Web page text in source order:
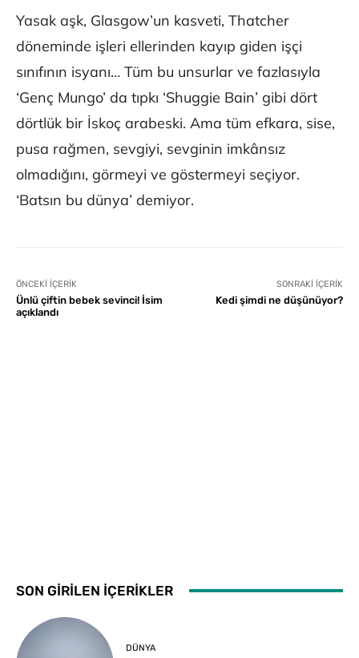
Yasak aşk, Glasgow’un kasveti, Thatcher
döneminde işleri ellerinden kayıp giden işçi
sınıfının isyanı… Tüm bu unsurlar ve fazlasıyla
‘Genç Mungo’ da tıpkı ‘Shuggie Bain’ gibi dört
dörtlük bir İskoç arabeski. Ama tüm efkara, sise,
pusa rağmen, sevgiyi, sevginin imkânsız
olmadığını, görmeyi ve göstermeyi seçiyor.
‘Batsın bu dünya’ demiyor.
ÖNCEKI İÇERIK
Ünlü çiftin bebek sevinci! İsim
açıklandı
SONRAKI İÇERIK
Kedi şimdi ne düşünüyor?
SON GİRİLEN İÇERİKLER
DÜNYA